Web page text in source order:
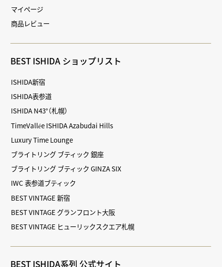
マイページ
商品レビュー
BEST ISHIDA ショップリスト
ISHIDA新宿
ISHIDA表参道
ISHIDA N43°（札幌）
TimeVallée ISHIDA Azabudai Hills
Luxury Time Lounge
ブライトリング ブティック 銀座
ブライトリング ブティック GINZA SIX
IWC 表参道ブティック
BEST VINTAGE 新宿
BEST VINTAGE グランフロント大阪
BEST VINTAGE ヒューリックスクエア札幌
BEST ISHIDA系列 公式サイト